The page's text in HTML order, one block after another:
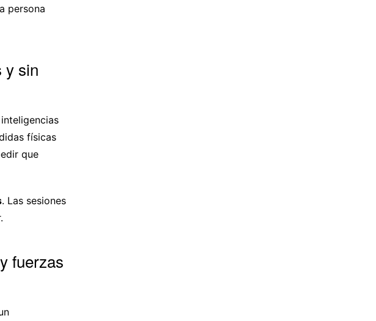
persona
y sin
físicas
que
. Las sesiones
fuerzas